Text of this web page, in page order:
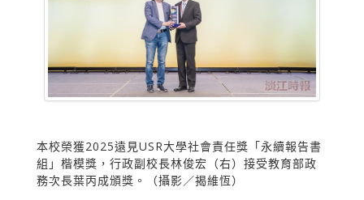
本校榮獲2025遠見USR大學社會責任獎「永續報告書
組」楷模獎，行政副校長林俊宏（右）接受教育部政
務次長葉丙成頒獎。（攝影／揭維恆）